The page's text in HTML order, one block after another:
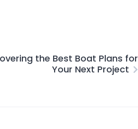
the Best Boat Plans for
Your Next Project